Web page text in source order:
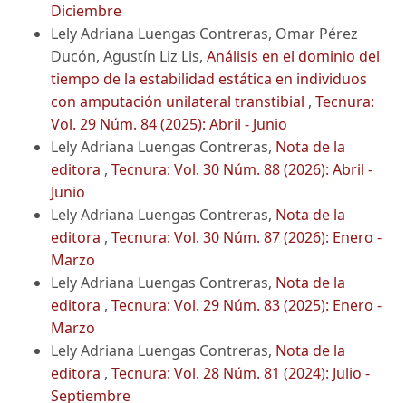
Diciembre
Lely Adriana Luengas Contreras, Omar Pérez
Ducón, Agustín Liz Lis, Análisis en el dominio del
tiempo de la estabilidad estática en individuos
con amputación unilateral transtibial , Tecnura:
Vol. 29 Núm. 84 (2025): Abril - Junio
Lely Adriana Luengas Contreras, Nota de la
editora , Tecnura: Vol. 30 Núm. 88 (2026): Abril -
Junio
Lely Adriana Luengas Contreras, Nota de la
editora , Tecnura: Vol. 30 Núm. 87 (2026): Enero -
Marzo
Lely Adriana Luengas Contreras, Nota de la
editora , Tecnura: Vol. 29 Núm. 83 (2025): Enero -
Marzo
Lely Adriana Luengas Contreras, Nota de la
editora , Tecnura: Vol. 28 Núm. 81 (2024): Julio -
Septiembre